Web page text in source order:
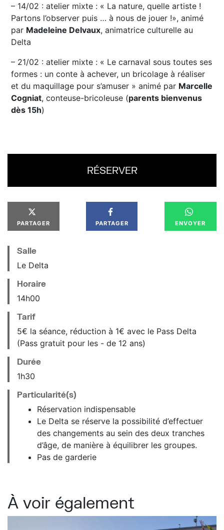
– 14/02 : atelier mixte : « La nature, quelle artiste !
Partons l’observer puis … à nous de jouer !», animé
par Madeleine Delvaux, animatrice culturelle au
Delta
– 21/02 : atelier mixte : « Le carnaval sous toutes ses
formes : un conte à achever, un bricolage à réaliser
et du maquillage pour s’amuser » animé par Marcelle
Cogniat, conteuse-bricoleuse (parents bienvenus
dès 15h)
RÉSERVER
PARTAGER PARTAGER ENVOYER
Salle
Le Delta
Horaire
14h00
Tarif
5€ la séance, réduction à 1€ avec le Pass Delta
(Pass gratuit pour les - de 12 ans)
Durée
1h30
Particularité(s)
Réservation indispensable
Le Delta se réserve la possibilité d’effectuer
des changements au sein des deux tranches
d’âge, de manière à équilibrer les groupes.
Pas de garderie
À voir également